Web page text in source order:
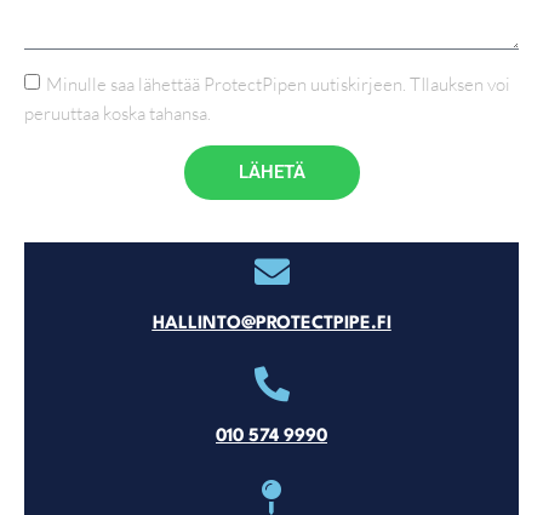
Minulle saa lähettää ProtectPipen uutiskirjeen. TIlauksen voi
peruuttaa koska tahansa.
LÄHETÄ
HALLINTO@PROTECTPIPE.FI
010 574 9990